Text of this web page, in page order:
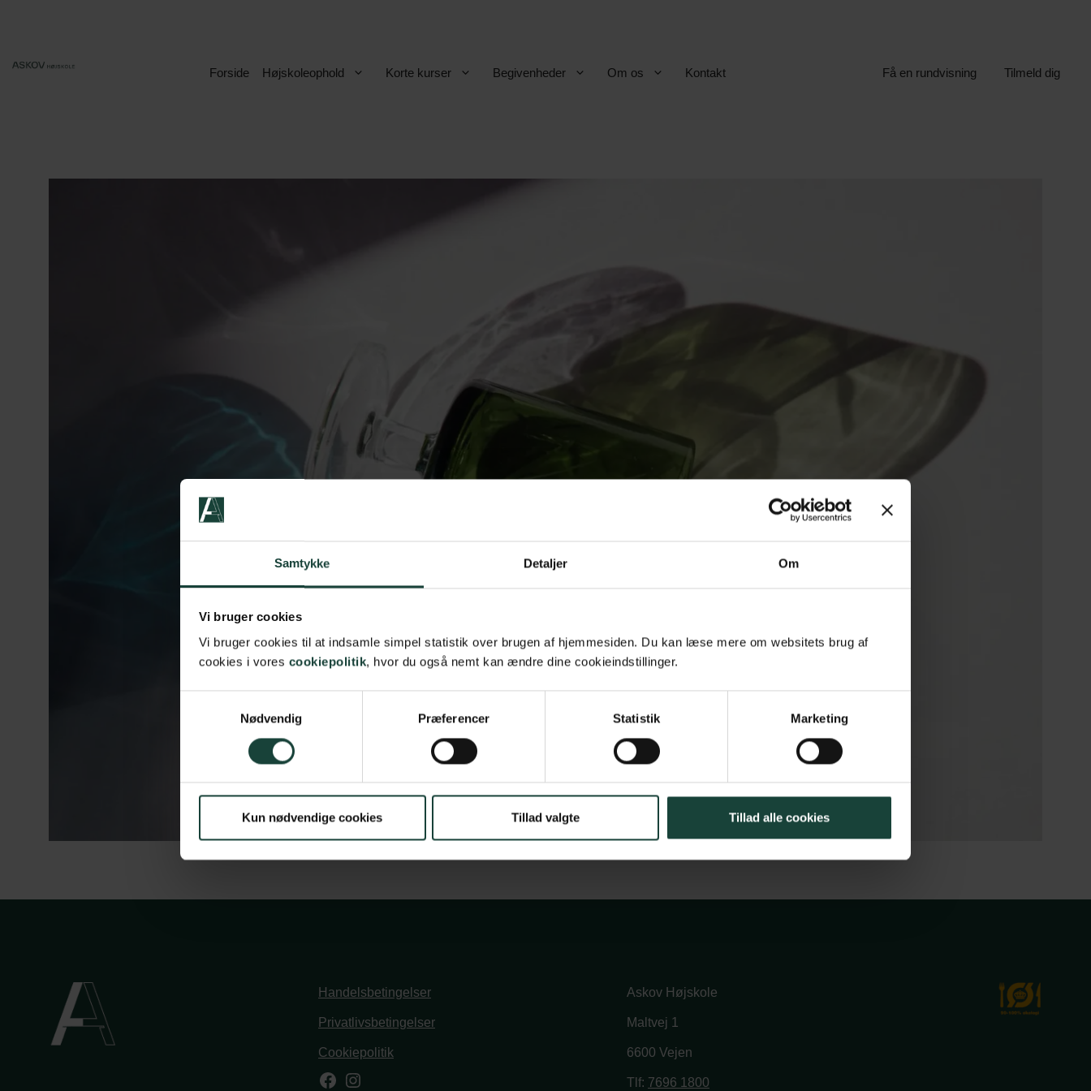
Samtykke Detaljer Om
Vi bruger cookies
Vi bruger cookies til at indsamle simpel statistik over brugen af hjemmesiden. Du kan læse mere om websitets brug af
cookies i vores cookiepolitik, hvor du også nemt kan ændre dine cookieindstillinger.
Nødvendig
Præferencer Statistik Marketing
Kun nødvendige cookies Tillad valgte Tillad alle cookies
Forside
Højskoleophold Korte kurser Begivenheder Om os Kontakt Få en rundvisning Tilmeld dig
Handelsbetingelser
Privatlivsbetingelser
Cookiepolitik
Facebook
Instagram
Askov Højskole
Maltvej 1
6600 Vejen
Tlf: 7696 1800